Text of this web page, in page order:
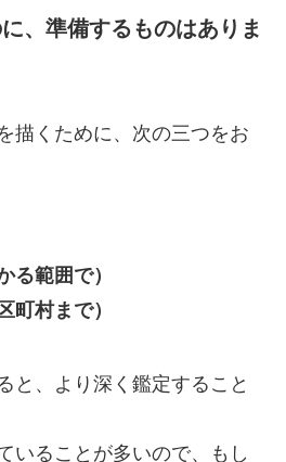
、準備するものはありま
描くために、次の三つをお
範囲で）
村まで）
と、より深く鑑定すること
いることが多いので、もし